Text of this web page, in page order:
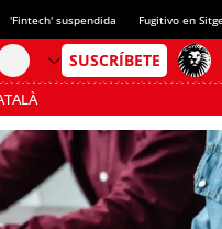
'Fintech' suspendida Fugitivo en